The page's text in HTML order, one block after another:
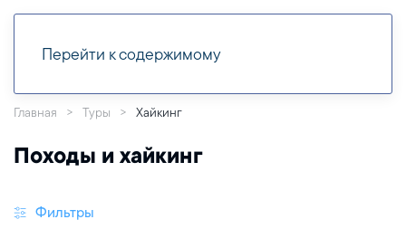
Перейти к содержимому
Главная Туры Хайкинг
Походы и хайкинг
Фильтры